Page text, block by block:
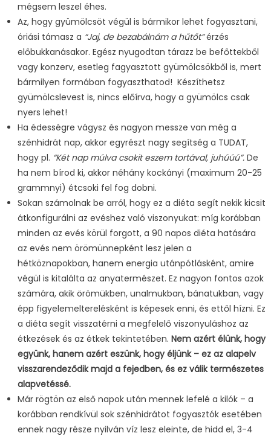
mégsem leszel éhes.
Az, hogy gyümölcsöt végül is bármikor lehet fogyasztani,
óriási támasz a “Jaj, de bezabálnám a hűtőt”érzés
előbukkanásakor. Egész nyugodtan tárazz be befőttekből
vagy konzerv, esetleg fagyasztott gyümölcsökből is, mert
bármilyen formában fogyaszthatod! Készíthetsz
gyümölcslevest is, nincs előírva, hogy a gyümölcs csak
nyers lehet!
Ha édességre vágysz és nagyon messze van még a
szénhidrát nap, akkor egyrészt nagy segítség a TUDAT,
hogy pl. “Két nap múlva csokit eszem tortával, juhúúú”.De
ha nem bírod ki, akkor néhány kockányi (maximum 20-25
grammnyi) étcsoki fel fog dobni.
Sokan számolnak be arról, hogy ez a diéta segít nekik kicsit
átkonfigurálni az evéshez való viszonyukat: míg korábban
minden az evés körül forgott, a 90 napos diéta hatására
az evés nem örömünnepként lesz jelen a
hétköznapokban, hanem energia utánpótlásként, amire
végül is kitalálta az anyatermészet. Ez nagyon fontos azok
számára, akik örömükben, unalmukban, bánatukban, vagy
épp figyelemelterelésként is képesek enni, és ettől hízni. Ez
a diéta segít visszatérni a megfelelő viszonyuláshoz az
étkezések és az étkek tekintetében. Nem azért élünk, hogy
együnk, hanem azért eszünk, hogy éljünk – ez az alapelv
visszarendeződik majd a fejedben, és ez válik természetes
alapvetéssé.
Már rögtön az első napok után mennek lefelé a kilók – a
korábban rendkívül sok szénhidrátot fogyasztók esetében
ennek nagy része nyilván víz lesz eleinte, de hidd el, 3-4